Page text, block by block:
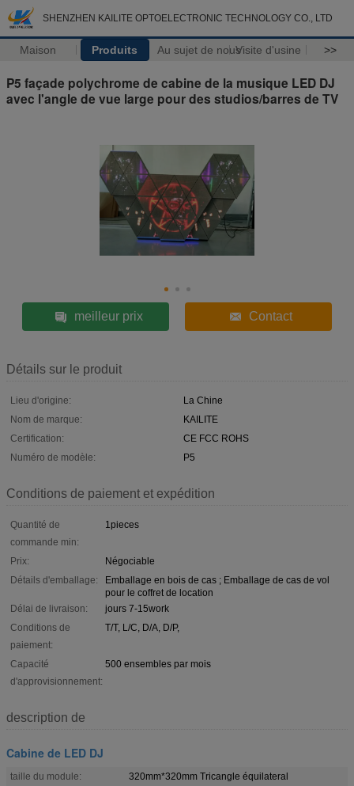
SHENZHEN KAILITE OPTOELECTRONIC TECHNOLOGY CO., LTD
Maison Produits Au sujet de nousVisite d'usine >>
P5 façade polychrome de cabine de la musique LED DJ
avec l'angle de vue large pour des studios/barres de TV
meilleur prix Contact
Détails sur le produit
Lieu d'origine:
La Chine
Nom de marque:
KAILITE
Certification:
CE FCC ROHS
Numéro de modèle:
P5
Conditions de paiement et expédition
Quantité de
commande min:
1pieces
Prix:
Négociable
Détails d'emballage:
Emballage en bois de cas ; Emballage de cas de vol
pour le coffret de location
Délai de livraison:
jours 7-15work
Conditions de
paiement:
T/T, L/C, D/A, D/P,
Capacité
d'approvisionnement:
500 ensembles par mois
description de
Cabine de LED DJ
taille du module:
320mm*320mm Tricangle équilateral